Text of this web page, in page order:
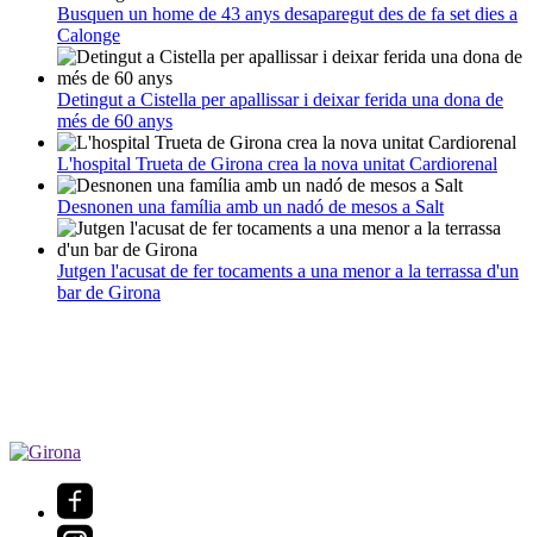
Busquen un home de 43 anys desaparegut des de fa set dies a
Calonge
Detingut a Cistella per apallissar i deixar ferida una dona de
més de 60 anys
L'hospital Trueta de Girona crea la nova unitat Cardiorenal
Desnonen una família amb un nadó de mesos a Salt
Jutgen l'acusat de fer tocaments a una menor a la terrassa d'un
bar de Girona